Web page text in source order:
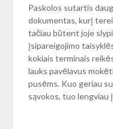
Paskolos sutartis
dokumentas, kurį
tačiau būtent joje
įsipareigojimo
kokiais terminais
lauks pavėlavus
pusėms. Kuo geriau
sąvokos, tuo